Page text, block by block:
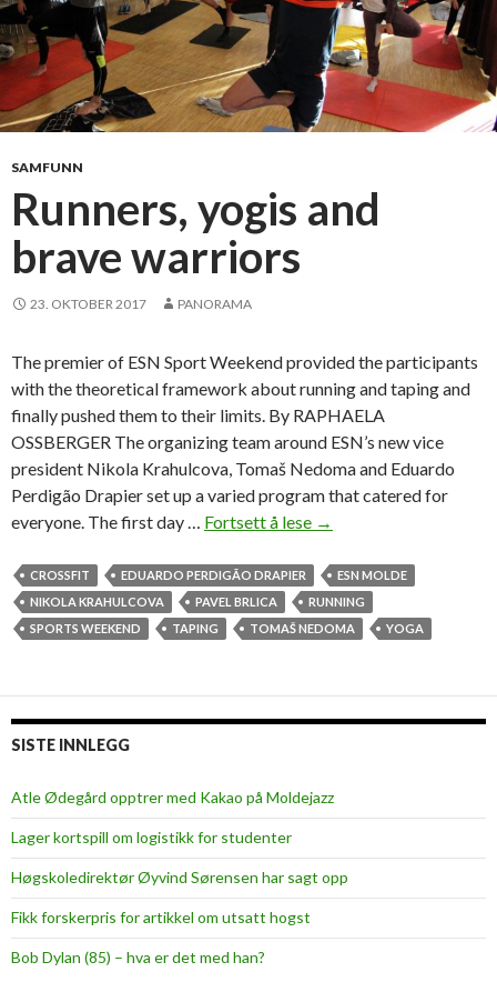
SAMFUNN
Runners, yogis and
brave warriors
23. OKTOBER 2017 PANORAMA
The premier of ESN Sport Weekend provided the participants
with the theoretical framework about running and taping and
finally pushed them to their limits. By RAPHAELA
OSSBERGER The organizing team around ESN’s new vice
president Nikola Krahulcova, Tomaš Nedoma and Eduardo
Perdigão Drapier set up a varied program that catered for
everyone. The first day … Fortsett å lese R
n
n
e
i
n
→
CROSSFIT EDUARDO PERDIGÃO DRAPIER
ESN MOLDE
NIKOLA KRAHULCOVA
PAVEL BRLICA
RUNNING
SPORTS WEEKEND
TAPING TOMAŠ NEDOMA YOGA
SISTE INNLEGG
Atle Ødegård opptrer med Kakao på Moldejazz
Lager kortspill om logistikk for studenter
Høgskoledirektør Øyvind Sørensen har sagt opp
Fikk forskerpris for artikkel om utsatt hogst
Bob Dylan (85) – hva er det med han?